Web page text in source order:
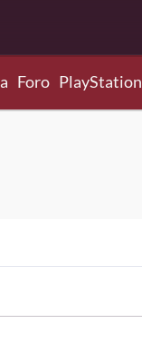
Foro PlayStation